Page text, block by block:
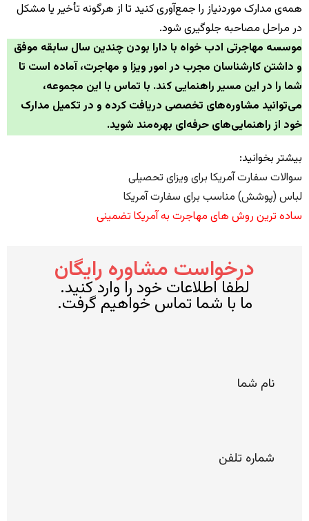
همه‌ی مدارک موردنیاز را جمع‌آوری کنید تا از هرگونه تأخیر یا مشکل
در مراحل مصاحبه جلوگیری شود.
موسسه مهاجرتی ادب خواه با دارا بودن چندین سال سابقه موفق
و داشتن کارشناسان مجرب در امور ویزا و مهاجرت، آماده است تا
شما را در این مسیر راهنمایی کند. با تماس با این مجموعه،
می‌توانید مشاوره‌های تخصصی دریافت کرده و در تکمیل مدارک
خود از راهنمایی‌های حرفه‌ای بهره‌مند شوید.
بیشتر بخوانید:
سوالات سفارت آمریکا برای ویزای تحصیلی
لباس (پوشش) مناسب برای سفارت آمریکا
ساده ترین روش های مهاجرت به آمریکا تضمینی
درخواست مشاوره رایگان
لطفا اطلاعات خود را وارد کنید.
ما با شما تماس خواهیم گرفت.
شما
تلفن